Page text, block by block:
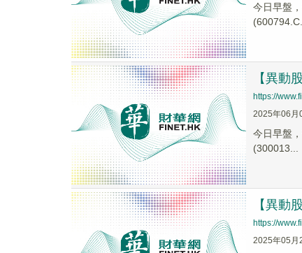
今日早盤
(600794.C...
【異動
https://
2025年06月
今日早盤
(300013...
【異動
https://
2025年05月